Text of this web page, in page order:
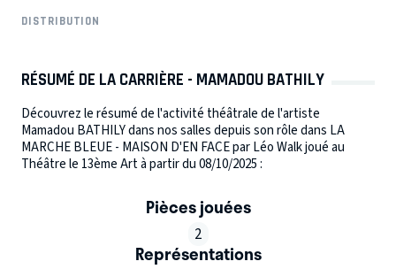
DISTRIBUTION
RÉSUMÉ DE LA CARRIÈRE - MAMADOU BATHILY
Découvrez le résumé de l'activité théâtrale de l'artiste
Mamadou BATHILY dans nos salles depuis son rôle dans LA
MARCHE BLEUE - MAISON D'EN FACE par Léo Walk joué au
Théâtre le 13ème Art à partir du 08/10/2025 :
Pièces jouées
2
Représentations